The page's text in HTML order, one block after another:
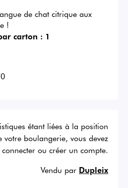
de chat citrique aux
!
carton : 1
étant liées à la position
votre boulangerie, vous devez
ou créer un compte.
Vendu par Dupleix